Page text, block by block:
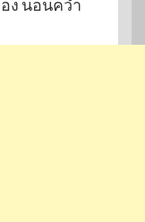
ง นอนคว่ำ